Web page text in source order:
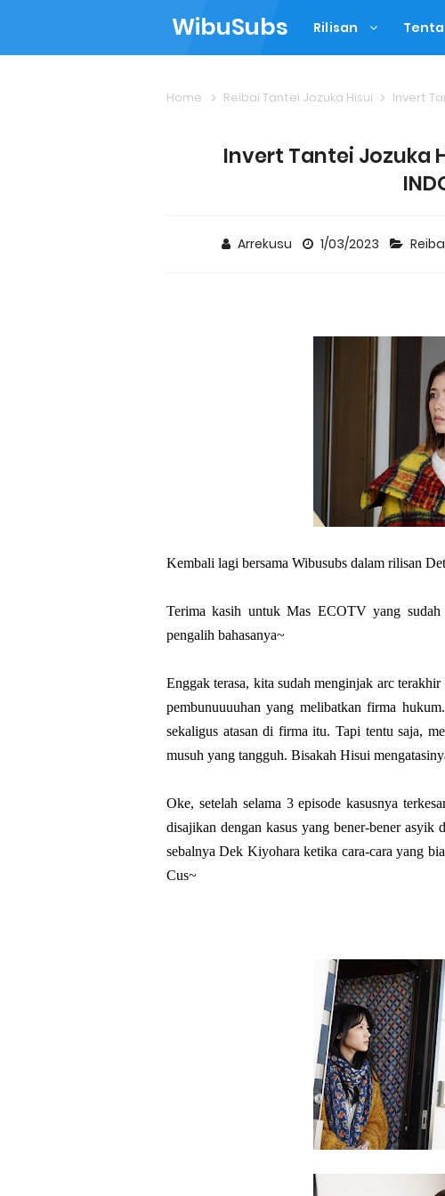
WibuSubs Rilisan
Home Reibai Tantei Jozuka Hisui Invert
Invert Tantei Jozuka
Arrekusu 1/03/2023
Kembali lagi bersama Wibusubs dalam rilisan
Terima kasih untuk Mas ECOTV yang
pengalih bahasanya~
Enggak terasa, kita sudah menginjak arc
pembunuuuuhan yang melibatkan firma
sekaligus atasan di firma itu. Tapi tentu saja,
musuh yang tangguh. Bisakah Hisui
Oke, setelah selama 3 episode kasusnya
disajikan dengan kasus yang bener-bener
sebalnya Dek Kiyohara ketika cara-cara yang
Cus~